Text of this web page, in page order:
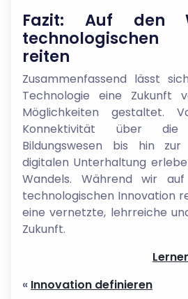
Fazit: Auf den
reiten
Zusammenfassend lässt
Technologie eine Zukunft
Möglichkeiten gestaltet.
Konnektivität über
Bildungswesen bis hin zur
digitalen Unterhaltung
Wandels. Während wir
technologischen Innovation
eine vernetzte, lehrreiche
Zukunft.
« Innovation definieren